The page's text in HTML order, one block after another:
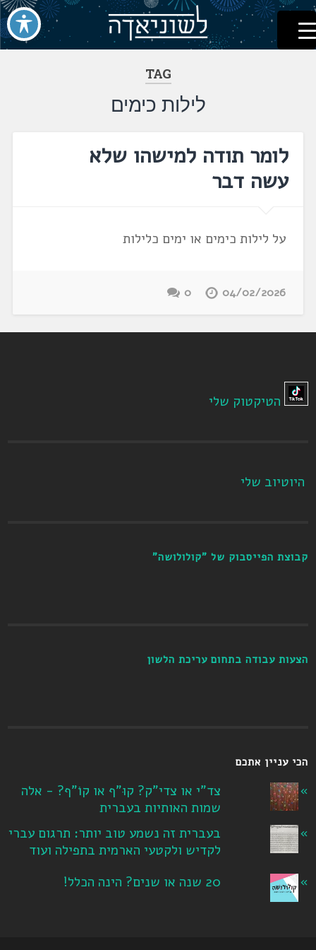
דלג
לתוכן
לשוניאדה
עברית. לשון. שפה
TAG
לילות כימים
לומר תודה למישהו שלא
עשה דבר
על לילות כימים או ימים כלילות
04/02/2026
0
הטיקטוק שלי
היוטיוב שלי
קבוצת הפייסבוק של "קולולושה"
הצעות עבודה בתחום עריכת הלשון
הכי עניין אתכם
צד"י או צדי"ק? קוּ"ף או קוֹ"ף? - אלה
שמות האותיות בעברית
בעברית זה נשמע טוב יותר: תרגום עברי
לקדיש ולקטעי הארמית בתפילה ועוד
20 שנה או שנים? הינה הכלל!